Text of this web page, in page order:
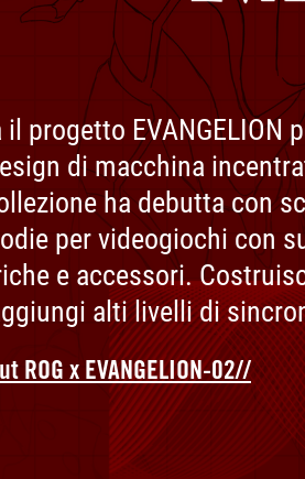
il progetto EVANGELION
di macchina
ha debutta con
per videogiochi con
e accessori.
alti livelli di
ROG x EVANGELION-02//